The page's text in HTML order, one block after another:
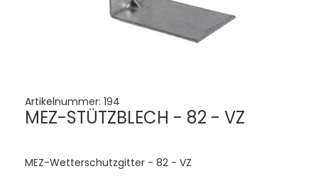
Artikelnummer: 194
MEZ-STÜTZBLECH - 82 - VZ
MEZ-Wetterschutzgitter - 82 - VZ